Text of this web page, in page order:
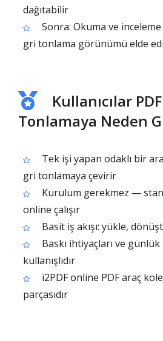
dağıtabilir
Sonra: Okuma ve
gri tonlama görünümü elde
Kullanıcılar
Tonlamaya Neden
Tek işi yapan odaklı bir
gri tonlamaya çevirir
Kurulum gerekmez —
online çalışır
Basit iş akışı: yükle,
Baskı ihtiyaçları ve
kullanışlıdır
i2PDF online PDF araç
parçasıdır